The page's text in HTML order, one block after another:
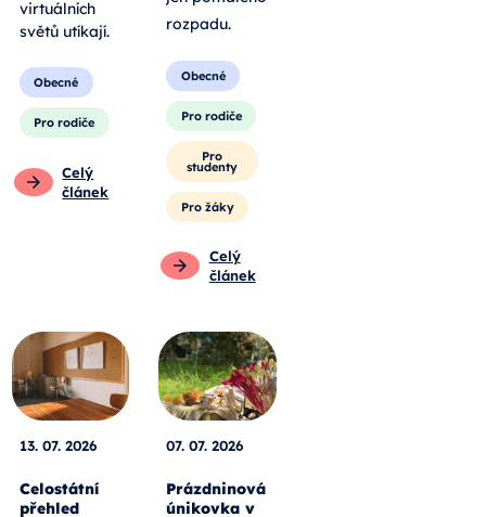
virtuálních
světů utíkají.
Obecné
Pro rodiče
Celý
článek
rozpadu.
Obecné
Pro rodiče
Pro
studenty
Pro žáky
Celý
článek
13. 07. 2026
Celostátní
přehled
07. 07. 2026
Prázdninová
únikovka v